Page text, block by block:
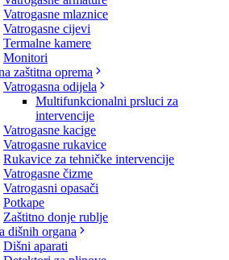
Vatrogasne mlaznice
Vatrogasne cijevi
Termalne kamere
Monitori
zaštitna oprema
Vatrogasna odijela
Multifunkcionalni prsluci za
intervencije
Vatrogasne kacige
Vatrogasne rukavice
Rukavice za tehničke intervencije
Vatrogasne čizme
Vatrogasni opasači
Potkape
Zaštitno donje rublje
dišnih organa
Dišni aparati